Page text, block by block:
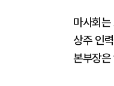
마사회
상주 인
본부장은